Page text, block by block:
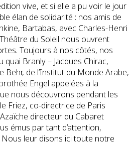
vive, et si elle a pu voir le jour
élan de solidarité : nos amis de
Bartabas, avec Charles-Henri
du Soleil nous ouvrent
Toujours à nos côtés, nos
Branly – Jacques Chirac,
Behr, de l’Institut du Monde Arabe,
Engel appelées à la
nous découvrons pendant les
Friez, co-directrice de Paris
directeur du Cabaret
émus par tant d’attention,
Nous leur disons ici toute notre